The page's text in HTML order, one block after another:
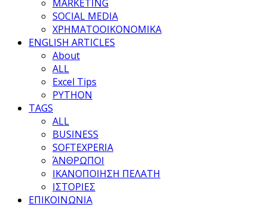
MARKETING
SOCIAL MEDIA
ΧΡΗΜΑΤΟΟΙΚΟΝΟΜΙΚΑ
ENGLISH ARTICLES
About
ALL
Excel Tips
PYTHON
TAGS
ALL
BUSINESS
SOFTEXPERIA
ΆΝΘΡΩΠΟΙ
ΙΚΑΝΟΠΟΙΗΣΗ ΠΕΛΑΤΗ
ΙΣΤΟΡΙΕΣ
ΕΠΙΚΟΙΝΩΝΙΑ